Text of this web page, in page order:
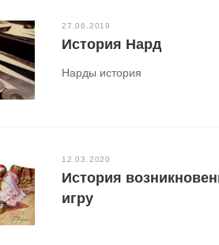
27.06.2019
История Нард
Нарды история
12.03.2020
История
игру